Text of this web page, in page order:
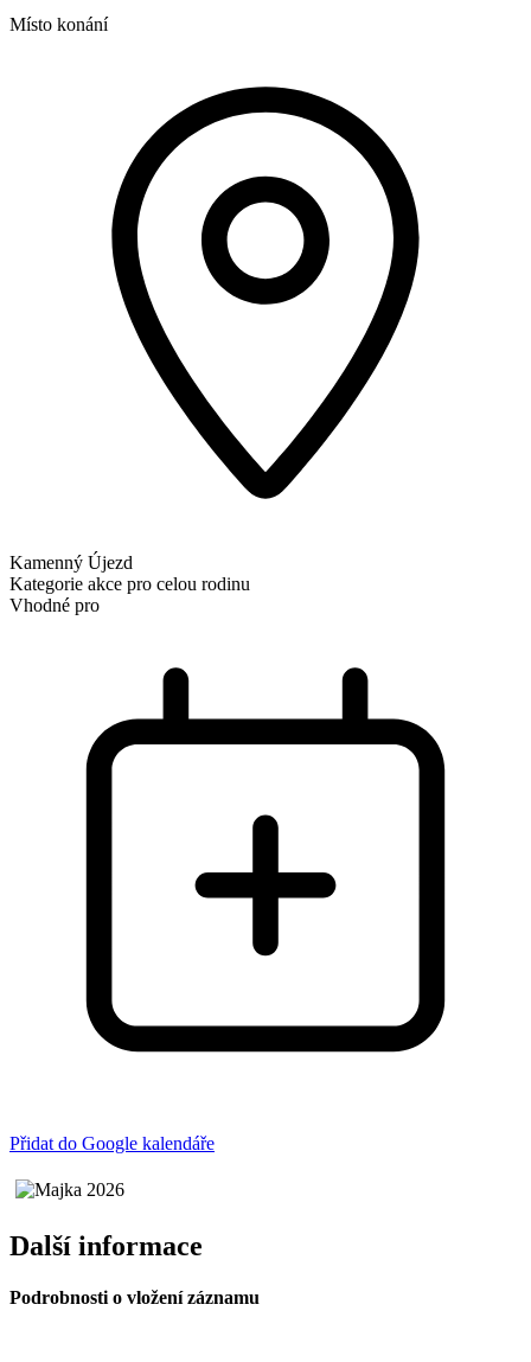
Místo konání
Kamenný Újezd
Kategorie akce pro celou rodinu
Vhodné pro
Přidat do Google kalendáře
Další informace
Podrobnosti o vložení záznamu